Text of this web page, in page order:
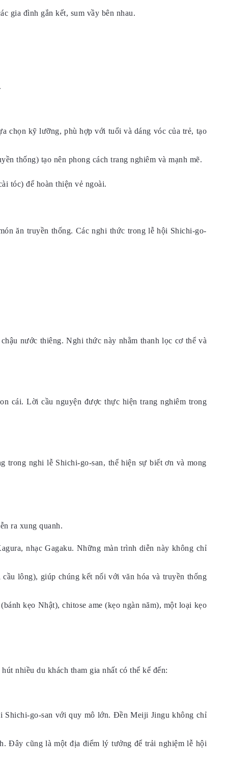
gia đình gắn kết, sum vầy bên nhau.
chọn kỹ lưỡng, phù hợp với tuổi và dáng vóc của trẻ, tạo
thống) tạo nên phong cách trang nghiêm và mạnh mẽ.
tóc) để hoàn thiện vẻ ngoài.
ăn truyền thống. Các nghi thức trong lễ hội Shichi-go-
nước thiêng. Nghi thức này nhằm thanh lọc cơ thể và
cái. Lời cầu nguyện được thực hiện trang nghiêm trong
nghi lễ Shichi-go-san, thể hiện sự biết ơn và mong
ra xung quanh.
nhạc Gagaku. Những màn trình diễn này không chỉ
lông), giúp chúng kết nối với văn hóa và truyền thống
kẹo Nhật), chitose ame (kẹo ngàn năm), một loại kẹo
nhiều du khách tham gia nhất có thể kể đến:
go-san với quy mô lớn. Đền Meiji Jingu không chỉ
Đây cũng là một địa điểm lý tưởng để trải nghiệm lễ hội